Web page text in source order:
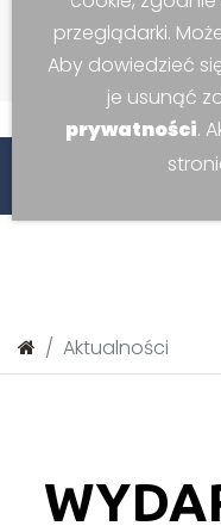
Sportowo-
Aktualności
przeglądarki.
Aby dowiedzieć
je usunąć
prywatności.